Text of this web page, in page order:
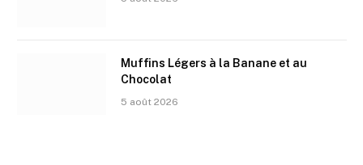
Muffins Légers à la Banane et au
Chocolat
5 août 2026